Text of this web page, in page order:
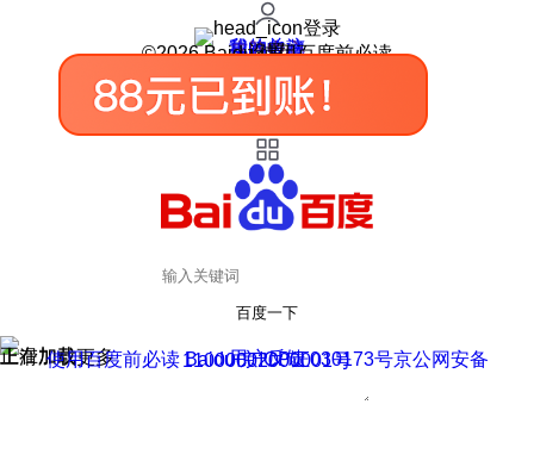
登录
我的关注
我的收藏
皮肤中心
用户反馈
设置
©2026 Baidu 使用百度前必读
百度一下
正在加载
上滑加载更多 用户反馈
使用百度前必读 Baidu 京ICP证030173号
京公网安备11000002000001号